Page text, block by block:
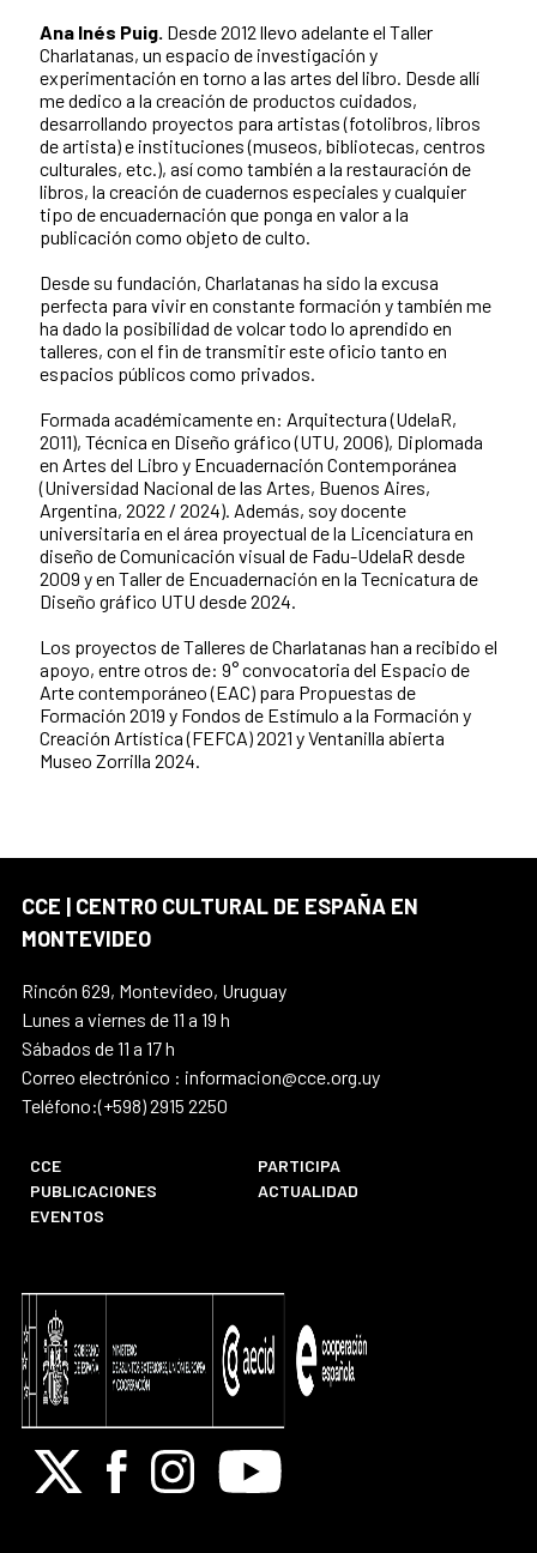
Ana Inés Puig. Desde 2012 llevo adelante el Taller
Charlatanas, un espacio de investigación y
experimentación en torno a las artes del libro. Desde allí
me dedico a la creación de productos cuidados,
desarrollando proyectos para artistas (fotolibros, libros
de artista) e instituciones (museos, bibliotecas, centros
culturales, etc.), así como también a la restauración de
libros, la creación de cuadernos especiales y cualquier
tipo de encuadernación que ponga en valor a la
publicación como objeto de culto.
Desde su fundación, Charlatanas ha sido la excusa
perfecta para vivir en constante formación y también me
ha dado la posibilidad de volcar todo lo aprendido en
talleres, con el fin de transmitir este oficio tanto en
espacios públicos como privados.
Formada académicamente en: Arquitectura (UdelaR,
2011), Técnica en Diseño gráfico (UTU, 2006), Diplomada
en Artes del Libro y Encuadernación Contemporánea
(Universidad Nacional de las Artes, Buenos Aires,
Argentina, 2022 / 2024). Además, soy docente
universitaria en el área proyectual de la Licenciatura en
diseño de Comunicación visual de Fadu-UdelaR desde
2009 y en Taller de Encuadernación en la Tecnicatura de
Diseño gráfico UTU desde 2024.
Los proyectos de Talleres de Charlatanas han a recibido el
apoyo, entre otros de: 9° convocatoria del Espacio de
Arte contemporáneo (EAC) para Propuestas de
Formación 2019 y Fondos de Estímulo a la Formación y
Creación Artística (FEFCA) 2021 y Ventanilla abierta
Museo Zorrilla 2024.
CCE | CENTRO CULTURAL DE ESPAÑA EN
MONTEVIDEO
Rincón 629, Montevideo, Uruguay
Lunes a viernes de 11 a 19 h
Sábados de 11 a 17 h
Correo electrónico : informacion@cce.org.uy
Teléfono:(+598) 2915 2250
CCE
PARTICIPA
PUBLICACIONES
ACTUALIDAD
EVENTOS
X FacebookInstagramYoutube